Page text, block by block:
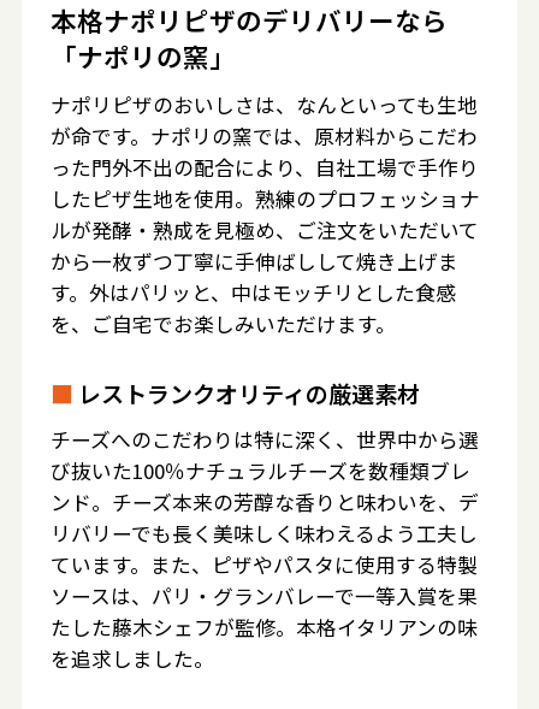
本格ナポリピザのデリバリーなら
「ナポリの窯」
ナポリピザのおいしさは、なんといっても生地
が命です。ナポリの窯では、原材料からこだわ
った門外不出の配合により、自社工場で手作り
したピザ生地を使用。熟練のプロフェッショナ
ルが発酵・熟成を見極め、ご注文をいただいて
から一枚ずつ丁寧に手伸ばしして焼き上げま
す。外はパリッと、中はモッチリとした食感
を、ご自宅でお楽しみいただけます。
■ レストランクオリティの厳選素材
チーズへのこだわりは特に深く、世界中から選
び抜いた100％ナチュラルチーズを数種類ブレ
ンド。チーズ本来の芳醇な香りと味わいを、デ
リバリーでも長く美味しく味わえるよう工夫し
ています。また、ピザやパスタに使用する特製
ソースは、パリ・グランバレーで一等入賞を果
たした藤木シェフが監修。本格イタリアンの味
を追求しました。